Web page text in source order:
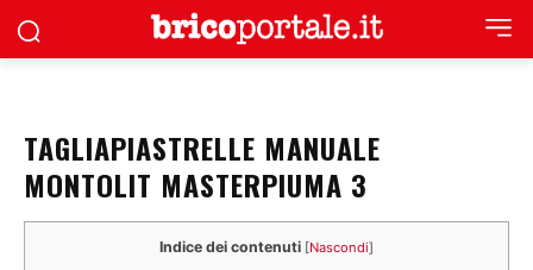
TAGLIAPIASTRELLE MANUALE
MONTOLIT MASTERPIUMA 3
Indice dei contenuti [Nascondi]